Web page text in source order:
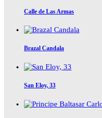
Calle de Las Armas
Brazal Candala
San Eloy, 33